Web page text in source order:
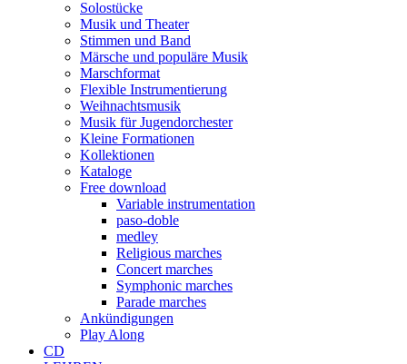
Solostücke
Musik und Theater
Stimmen und Band
Märsche und populäre Musik
Marschformat
Flexible Instrumentierung
Weihnachtsmusik
Musik für Jugendorchester
Kleine Formationen
Kollektionen
Kataloge
Free download
Variable instrumentation
paso-doble
medley
Religious marches
Concert marches
Symphonic marches
Parade marches
Ankündigungen
Play Along
CD